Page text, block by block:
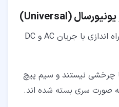
یونیورسال(Universal)
این نوع الکتروموتور قابلیت راه اندازی با جریان AC و DC
چرخشی نیستند و سیم پیچ
صورت سری بسته شده اند.